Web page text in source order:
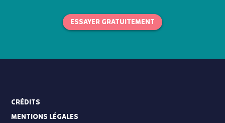
ESSAYER GRATUITEMENT
CRÉDITS
MENTIONS LÉGALES